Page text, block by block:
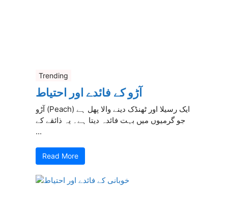
Trending
آڑو کے فائدے اور احتیاط
آڑو (Peach) ایک رسیلا اور ٹھنڈک دینے والا پھل ہے
جو گرمیوں میں بہت فائدہ دیتا ہے۔ یہ ذائقے کے
...
Read More